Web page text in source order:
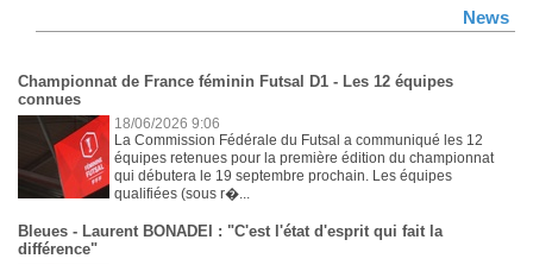
News
Championnat de France féminin Futsal D1 - Les 12 équipes
connues
18/06/2026 9:06
La Commission Fédérale du Futsal a communiqué les 12
équipes retenues pour la première édition du championnat
qui débutera le 19 septembre prochain. Les équipes
qualifiées (sous r�...
Bleues - Laurent BONADEI : "C'est l'état d'esprit qui fait la
différence"